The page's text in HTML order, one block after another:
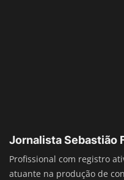
Jornalista Sebastião
Profissional com registro
atuante na produção de